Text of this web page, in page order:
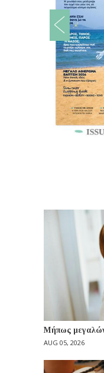
Μήπως
AUG 05, 2026